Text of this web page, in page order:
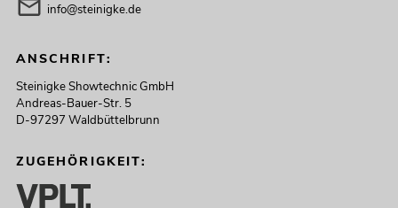
info@steinigke.de
ANSCHRIFT:
Steinigke Showtechnic GmbH
Andreas-Bauer-Str. 5
D-97297 Waldbüttelbrunn
ZUGEHÖRIGKEIT: